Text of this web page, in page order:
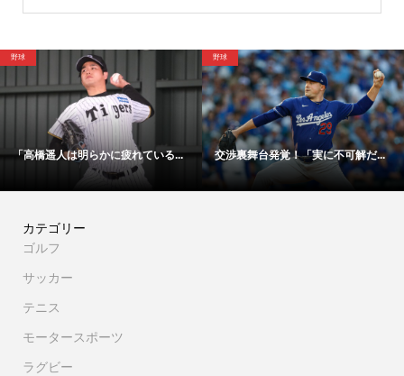
野球
「高橋遥人は明らかに疲れている...
野球
交渉裏舞台発覚！「実に不可解だ...
カテゴリー
ゴルフ
サッカー
テニス
モータースポーツ
ラグビー